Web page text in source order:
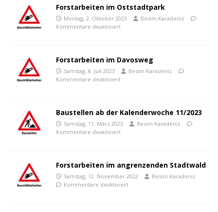
Forstarbeiten im Oststadtpark
Montag, 2. Oktober 2023
Besim Karadeniz
Kommentare deaktiviert
Forstarbeiten im Davosweg
Samstag, 8. Juli 2023
Besim Karadeniz
Kommentare deaktiviert
Baustellen ab der Kalenderwoche 11/2023
Samstag, 11. März 2023
Besim Karadeniz
Kommentare deaktiviert
Forstarbeiten im angrenzenden Stadtwald
Samstag, 12. November 2022
Besim Karadeniz
Kommentare deaktiviert